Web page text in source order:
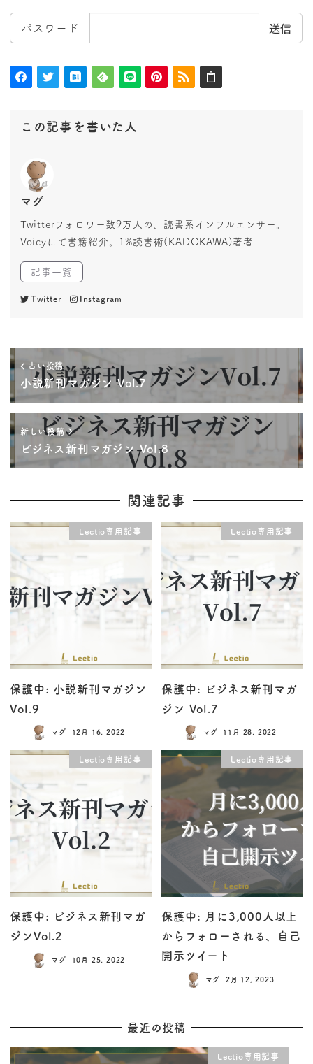
パスワード
この記事を書いた人
マグ
Twitterフォロワー数9万人の、読書系インフルエンサー。
Voicyにて書籍紹介。1%読書術(KADOKAWA)著者
記事一覧
Twitter Instagram
古い投稿
小説新刊マガジン Vol.7
新しい投稿
ビジネス新刊マガジン Vol.8
関連記事
Lectio専用記事
保護中: 小説新刊マガジン
Vol.9
マグ 12月 16, 2022
Lectio専用記事
保護中: ビジネス新刊マガ
ジン Vol.7
マグ 11月 28, 2022
Lectio専用記事
保護中: ビジネス新刊マガ
ジンVol.2
マグ 10月 25, 2022
Lectio専用記事
保護中: 月に3,000人以上
からフォローされる、自己
開示ツイート
マグ 2月 12, 2023
最近の投稿
Lectio専用記事